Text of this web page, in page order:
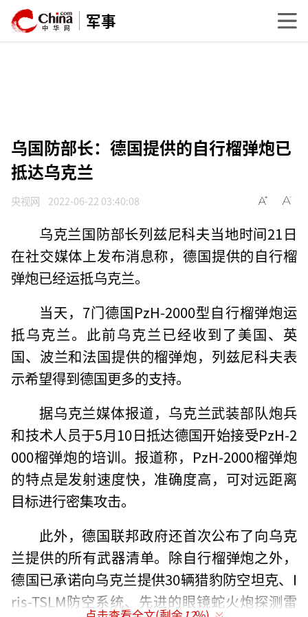
军事
乌国防部长：德国提供的自行榴弹炮已
抵达乌克兰
央视网 2022-06-22 03:40:08
乌克兰国防部长列兹尼科夫当地时间21日
在社交媒体上发布消息称，德国提供的自行榴
弹炮已经运抵乌克兰。
当天，7门德国PzH-2000型自行榴弹炮运
抵乌克兰。此前乌克兰已经收到了美国、英
国、波兰和法国提供的榴弹炮，列兹尼科夫表
示希望得到德国更多的支持。
据乌克兰媒体报道，乌克兰武装部队炮兵
和技术人员于5月10日抵达德国开始接受PzH-2
000榴弹炮的培训。报道称，PzH-2000榴弹炮
的特点是发射速度快，准确度高，可对远距离
目标进行密集攻击。
此外，德国联邦政府还首次公布了向乌克
兰提供的所有武器清单。除自行榴弹炮之外，
德国已承诺向乌克兰提供30辆猎豹防空坦克、I
ris-TSLM防空系统、先进的眼镜蛇火炮探测雷